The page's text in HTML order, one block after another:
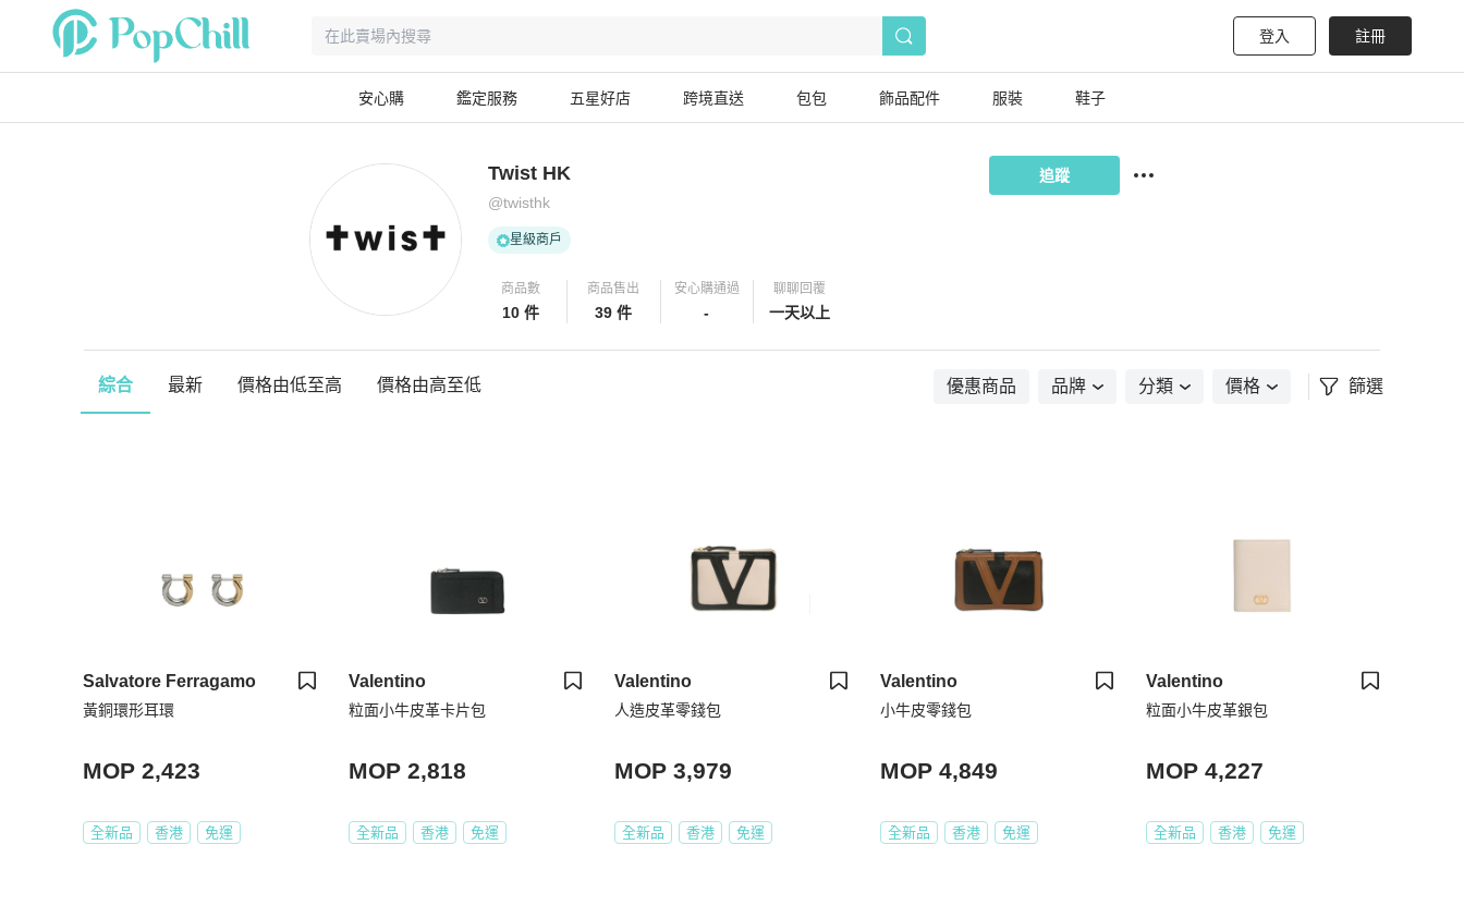
登入 註冊
安心購 鑑定服務 五星好店 跨境直送 包包 飾品配件 服裝 鞋子
Twist HK
@twisthk
星級商戶
商品數
10 件
商品售出
39 件
安心購通過
-
聊聊回覆
一天以上
追蹤
綜合 最新 價格由低至高 價格由高至低 優惠商品 品牌 分類 價格 篩選
Salvatore Ferragamo
黃銅環形耳環
MOP 2,423
全新品 香港 免運
Valentino
粒面小牛皮革卡片包
MOP 2,818
全新品 香港 免運
Valentino
人造皮革零錢包
MOP 3,979
全新品 香港 免運
Valentino
小牛皮零錢包
MOP 4,849
全新品 香港 免運
Valentino
粒面小牛皮革銀包
MOP 4,227
全新品 香港 免運